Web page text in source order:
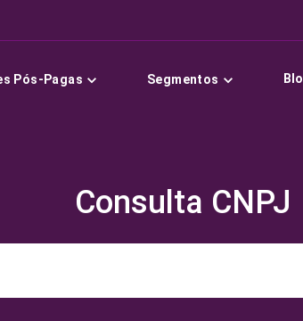
Pós-Pagas Segmentos
Consulta CNPJ